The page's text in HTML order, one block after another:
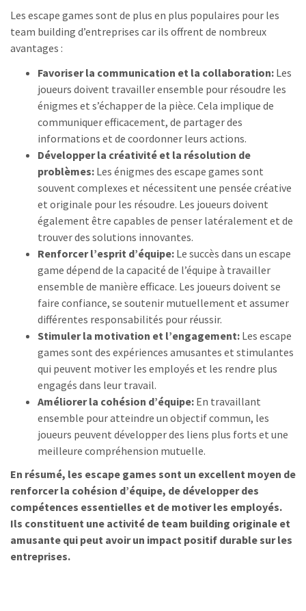
Les escape games sont de plus en plus populaires pour les
team building d’entreprises car ils offrent de nombreux
avantages :
Favoriser la communication et la collaboration: Les
joueurs doivent travailler ensemble pour résoudre les
énigmes et s’échapper de la pièce. Cela implique de
communiquer efficacement, de partager des
informations et de coordonner leurs actions.
Développer la créativité et la résolution de
problèmes: Les énigmes des escape games sont
souvent complexes et nécessitent une pensée créative
et originale pour les résoudre. Les joueurs doivent
également être capables de penser latéralement et de
trouver des solutions innovantes.
Renforcer l’esprit d’équipe: Le succès dans un escape
game dépend de la capacité de l’équipe à travailler
ensemble de manière efficace. Les joueurs doivent se
faire confiance, se soutenir mutuellement et assumer
différentes responsabilités pour réussir.
Stimuler la motivation et l’engagement: Les escape
games sont des expériences amusantes et stimulantes
qui peuvent motiver les employés et les rendre plus
engagés dans leur travail.
Améliorer la cohésion d’équipe: En travaillant
ensemble pour atteindre un objectif commun, les
joueurs peuvent développer des liens plus forts et une
meilleure compréhension mutuelle.
En résumé, les escape games sont un excellent moyen de
renforcer la cohésion d’équipe, de développer des
compétences essentielles et de motiver les employés.
Ils constituent une activité de team building originale et
amusante qui peut avoir un impact positif durable sur les
entreprises.